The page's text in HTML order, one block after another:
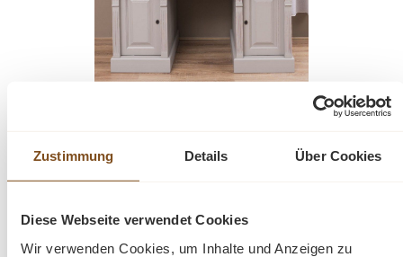
Zustimmung Details Über Cookies
Diese Webseite verwendet Cookies
Wir verwenden Cookies, um Inhalte und Anzeigen zu
Schreibtisch-Landhaus Stil – mit Eichenplatte -
Verkaufspreis:
1.399,00 €
Vergleichen